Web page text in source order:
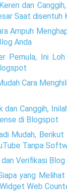
dan
Saat disentuh
Ampuh
Anda
Pemula, Ini
Cara
dan Canggih,
di Blogspot
Mudah, Berikut
Tanpa
Verifikasi Blog
yang
Web